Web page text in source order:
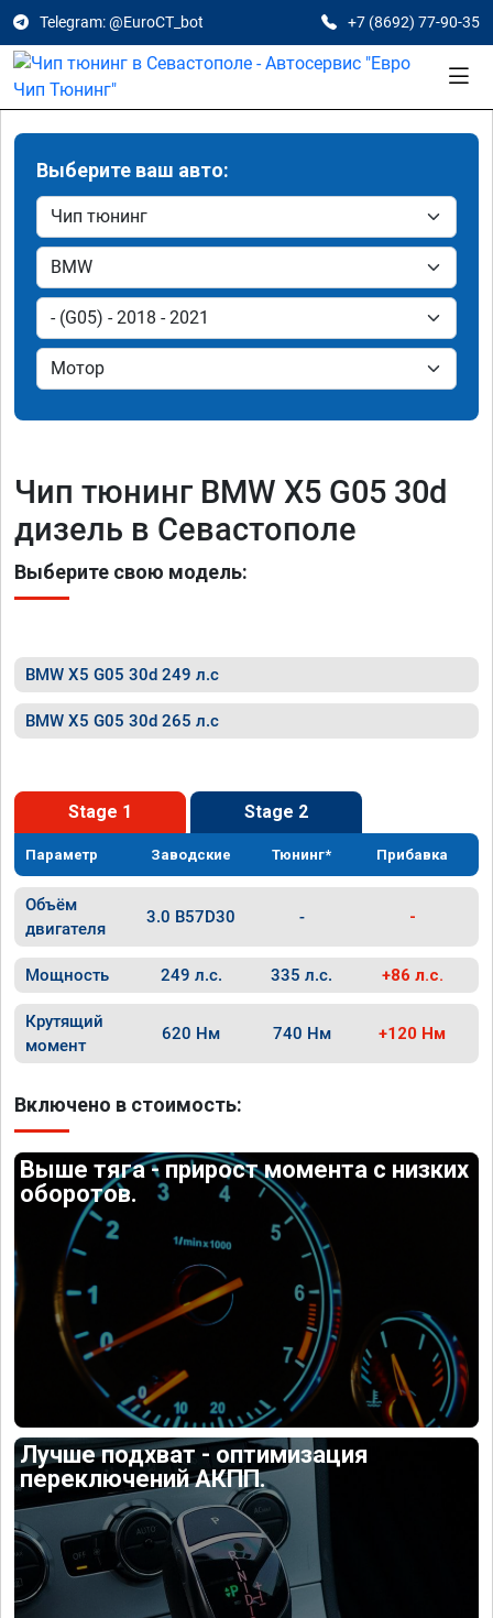
Telegram: @EuroCT_bot +7 (8692) 77-90-35
Выберите ваш авто:
Чип тюнинг BMW X5 G05 30d
дизель в Севастополе
Выберите свою модель:
BMW X5 G05 30d 249 л.с
BMW X5 G05 30d 265 л.с
Stage 1 Stage 2
Параметр Заводские Тюнинг* Прибавка
Объём
двигателя
3.0 B57D30 - -
Мощность 249 л.с. 335 л.с. +86 л.с.
Крутящий
момент
620 Нм 740 Нм +120 Нм
Включено в стоимость:
Выше тяга - прирост момента с низких
оборотов.
Лучше подхват - оптимизация
переключений АКПП.